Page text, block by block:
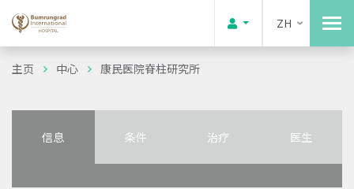
ZH
主页 中心 康民医院脊柱研究所
信息 条件 治疗 医生